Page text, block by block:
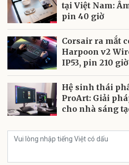
tại Việt Nam:
pin 40 giờ
Corsair ra mắt
Harpoon v2
IP53, pin 210 giờ
Hệ sinh thái
ProArt: Giải
cho nhà sáng